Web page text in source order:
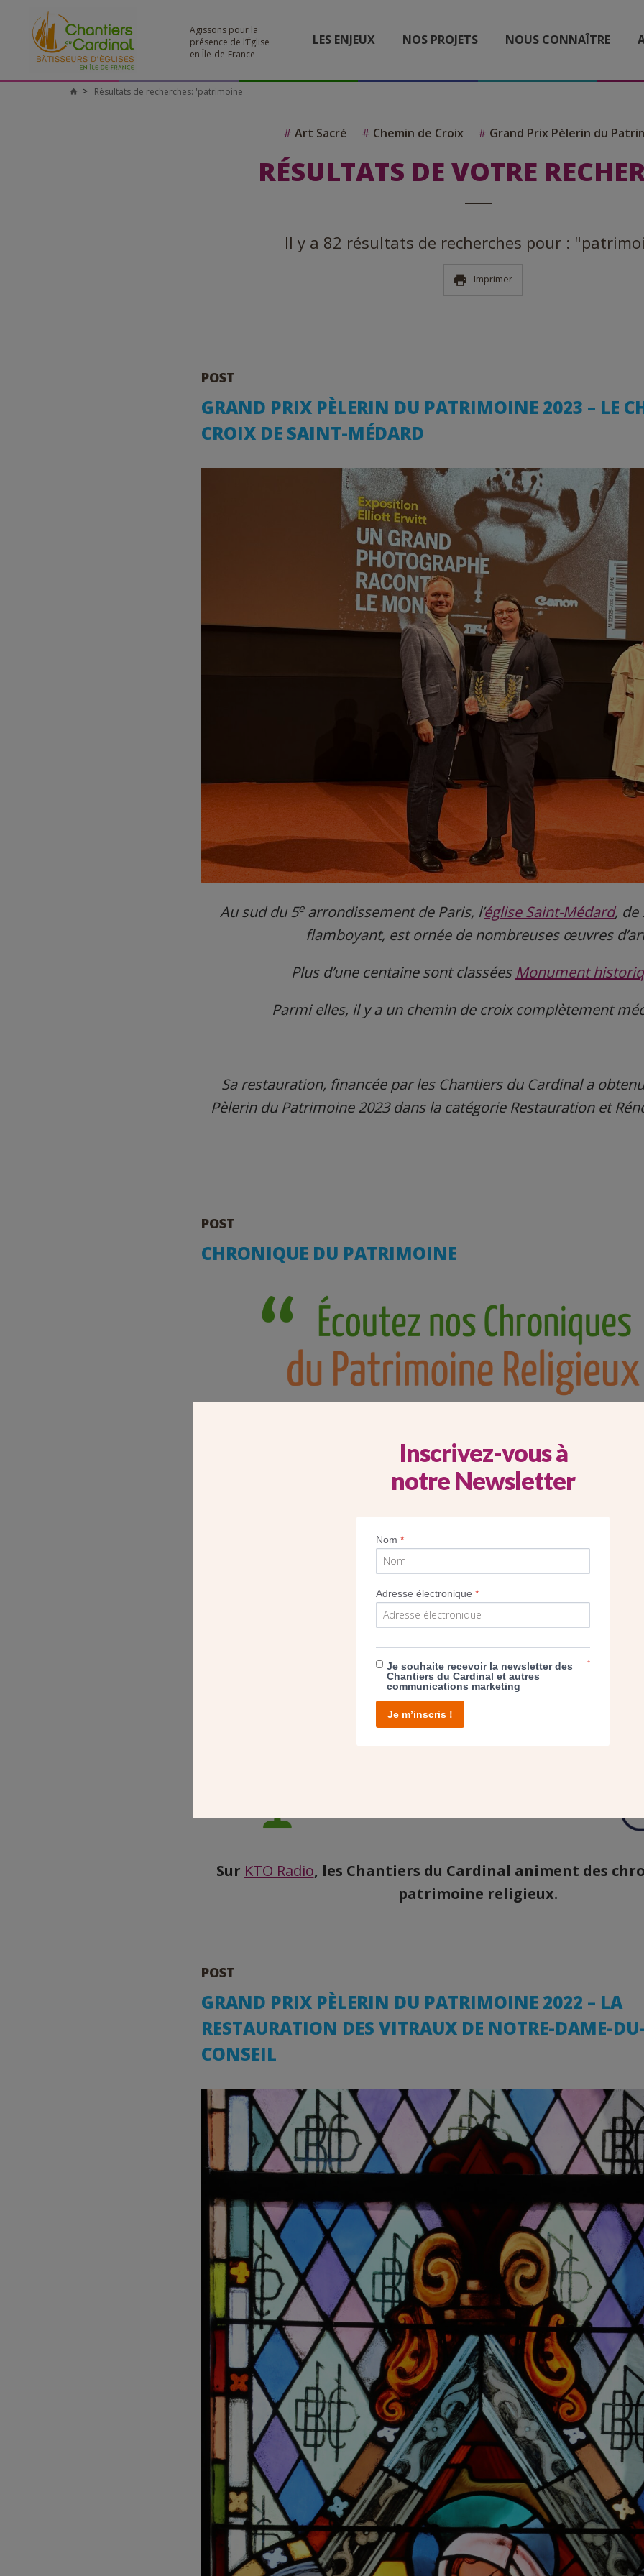
Agissons pour la
présence de l’Église
en Île-de-France
LES ENJEUX NOS PROJETS NOUS CONNAÎTRE
Chantiers
Résultats de recherches: 'patrimoine'
# Art Sacré # Chemin de Croix # Grand Prix Pèlerin du
RÉSULTATS DE VOTRE
Il y a 82 résultats de recherches pour :
Imprimer
POST
GRAND PRIX PÈLERIN DU PATRIMOINE 2023 – LE
CROIX DE SAINT-MÉDARD
Au sud du 5earrondissement de Paris, l’église Saint-Médard, de
flamboyant, est ornée de nombreuses œuvres
Plus d’une centaine sont classées Monument
Parmi elles, il y a un chemin de croix complètement
Sa restauration, financée par les Chantiers du Cardinala
Pèlerin du Patrimoine 2023dans la catégorie Restauration et
POST
CHRONIQUE DU PATRIMOINE
Sur KTO Radio, les Chantiers du Cardinal animent des
patrimoine religieux.
POST
GRAND PRIX PÈLERIN DU PATRIMOINE 2022 – LA
RESTAURATION DES VITRAUX DE NOTRE-DAME-
CONSEIL
Inscrivez-vous à
notre Newsletter
Nom*
Adresse électronique*
Je souhaite recevoir la newsletter des
Chantiers du Cardinal et autres
communications marketing
*
Je m’inscris !